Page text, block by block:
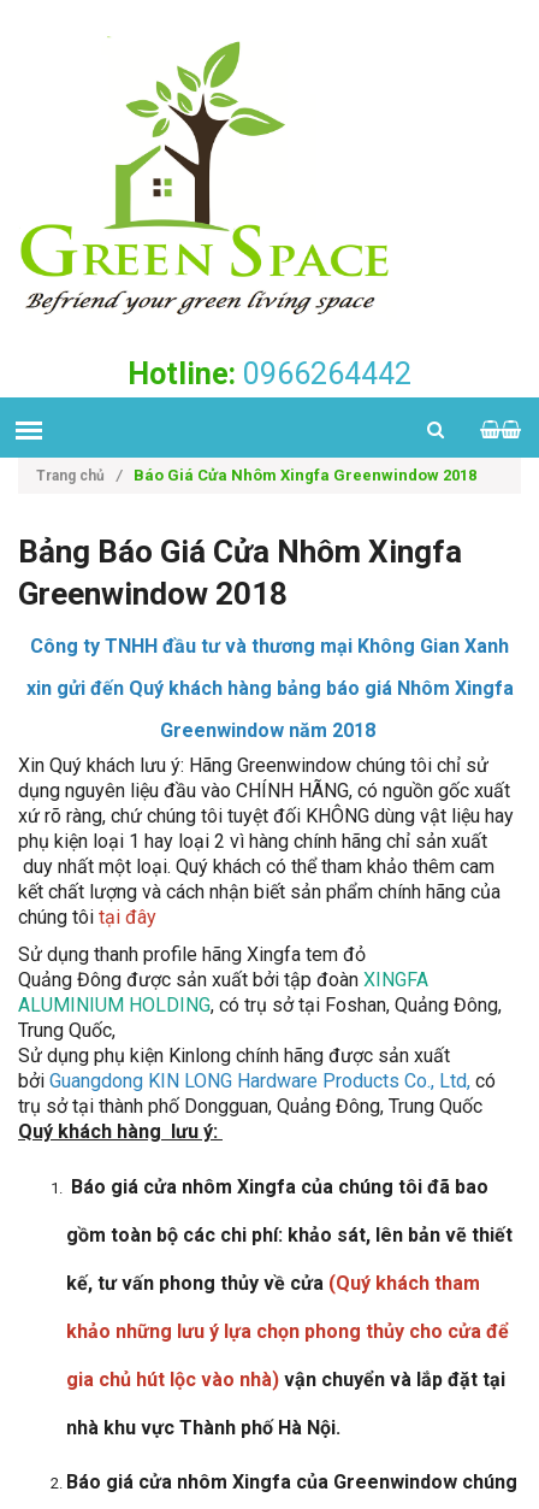
Hotline: 0966264442
Trang chủ / Báo Giá Cửa Nhôm Xingfa Greenwindow 2018
Bảng Báo Giá Cửa Nhôm Xingfa
Greenwindow 2018
Công ty TNHH đầu tư và thương mại Không Gian Xanh
xin gửi đến Quý khách hàng bảng báo giá Nhôm Xingfa
Greenwindow năm 2018
Xin Quý khách lưu ý: Hãng Greenwindow chúng tôi chỉ sử
dụng nguyên liệu đầu vào CHÍNH HÃNG, có nguồn gốc xuất
xứ rõ ràng, chứ chúng tôi tuyệt đối KHÔNG dùng vật liệu hay
phụ kiện loại 1 hay loại 2 vì hàng chính hãng chỉ sản xuất
duy nhất một loại. Quý khách có thể tham khảo thêm cam
kết chất lượng và cách nhận biết sản phẩm chính hãng của
chúng tôi tại đây
Sử dụng thanh profile hãng Xingfa tem đỏ
Quảng Đông được sản xuất bởi tập đoàn XINGFA
ALUMINIUM HOLDING, có trụ sở tại Foshan, Quảng Đông,
Trung Quốc,
Sử dụng phụ kiện Kinlong chính hãng được sản xuất
bởi Guangdong KIN LONG Hardware Products Co., Ltd, có
trụ sở tại thành phố Dongguan, Quảng Đông, Trung Quốc
Quý khách hàng lưu ý:
Báo giá cửa nhôm Xingfa của chúng tôi đã bao
gồm toàn bộ các chi phí: khảo sát, lên bản vẽ thiết
kế, tư vấn phong thủy về cửa (Quý khách tham
khảo những lưu ý lựa chọn phong thủy cho cửa để
gia chủ hút lộc vào nhà) vận chuyển và lắp đặt tại
nhà khu vực Thành phố Hà Nội.
Báo giá cửa nhôm Xingfa của Greenwindow chúng